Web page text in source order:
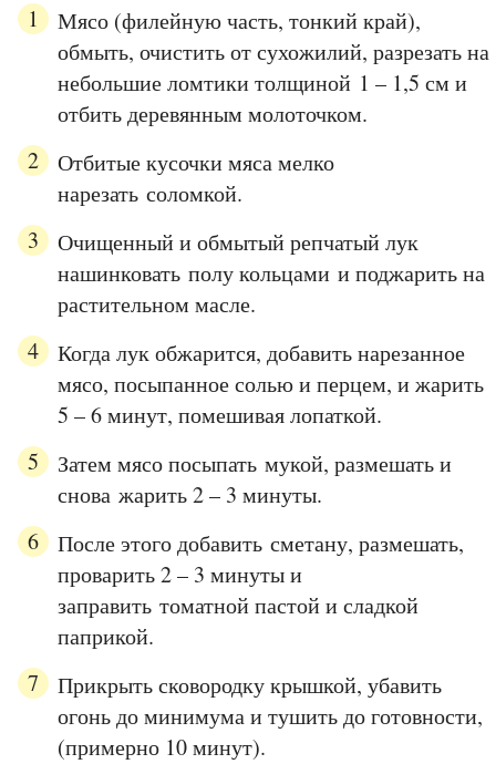
Мясо (филейную часть, тонкий край),
обмыть, очистить от сухожилий, разрезать на
небольшие ломтики толщиной 1 – 1,5 см и
отбить деревянным молоточком.
Отбитые кусочки мяса мелко
нарезать соломкой.
Очищенный и обмытый репчатый лук
нашинковать полу кольцами и поджарить на
растительном масле.
Когда лук обжарится, добавить нарезанное
мясо, посыпанное солью и перцем, и жарить
5 – 6 минут, помешивая лопаткой.
Затем мясо посыпать мукой, размешать и
снова жарить 2 – 3 минуты.
После этого добавить сметану, размешать,
проварить 2 – 3 минуты и
заправить томатной пастой и сладкой
паприкой.
Прикрыть сковородку крышкой, убавить
огонь до минимума и тушить до готовности,
(примерно 10 минут).